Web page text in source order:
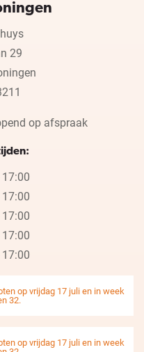
29
op afspraak
op vrijdag 17 juli en in week
32.
op vrijdag 17 juli en in week